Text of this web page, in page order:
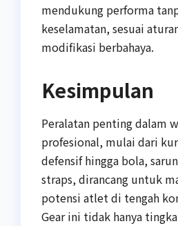
mendukung performa
keselamatan, sesuai
modifikasi berbahaya.
Kesimpulan
Peralatan penting dalam
profesional, mulai dari
defensif hingga bola,
straps, dirancang untuk
potensi atlet di tengah
Gear ini tidak hanya